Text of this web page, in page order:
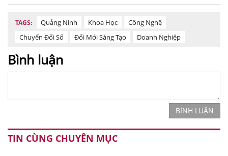
TAGS: Quảng Ninh Khoa Học
Công Nghệ
Chuyển Đổi Số
Đổi Mới Sáng Tạo Doanh Nghiệp
Bình luận
BÌNH LUẬN
TIN CÙNG CHUYÊN MỤC